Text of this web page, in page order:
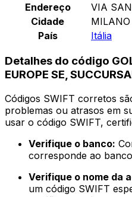
Endereço
VIA
Cidade
MILANO
País
Itália
Detalhes do código
EUROPE SE,
Códigos SWIFT corretos
problemas ou atrasos em
usar o código SWIFT,
Verifique o banco:
corresponde ao
Verifique o nome da
um código SWIFT